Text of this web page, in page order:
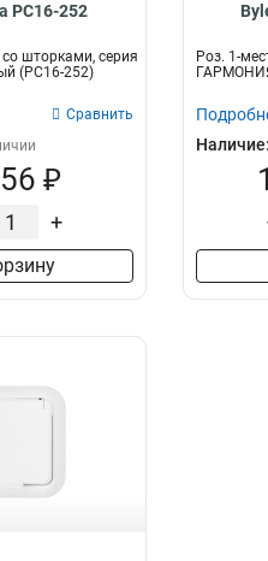
РС16-252
шторками, серия
(РС16-252)
Сравнить
₽
+
Роз. 1-
Наличие: